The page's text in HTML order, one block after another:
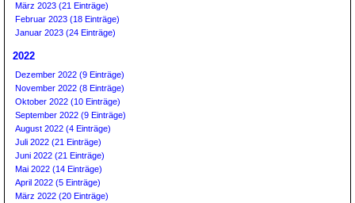
März 2023 (21 Einträge)
Februar 2023 (18 Einträge)
Januar 2023 (24 Einträge)
2022
Dezember 2022 (9 Einträge)
November 2022 (8 Einträge)
Oktober 2022 (10 Einträge)
September 2022 (9 Einträge)
August 2022 (4 Einträge)
Juli 2022 (21 Einträge)
Juni 2022 (21 Einträge)
Mai 2022 (14 Einträge)
April 2022 (5 Einträge)
März 2022 (20 Einträge)